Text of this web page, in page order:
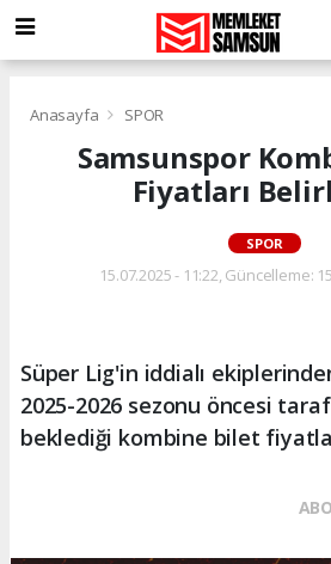
Anasayfa SPOR
Samsunspor
Fiyatları
SPOR
15.07.2025 - 11:22, Güncelleme:
Süper Lig'in iddialı
2025-2026 sezonu öncesi
beklediği kombine bilet